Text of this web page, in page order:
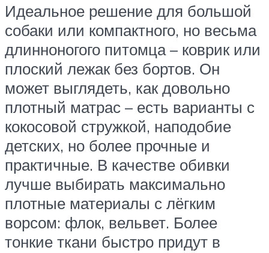
Идеальное решение для большой
собаки или компактного, но весьма
длинноногого питомца – коврик или
плоский лежак без бортов. Он
может выглядеть, как довольно
плотный матрас – есть варианты с
кокосовой стружкой, наподобие
детских, но более прочные и
практичные. В качестве обивки
лучше выбирать максимально
плотные материалы с лёгким
ворсом: флок, вельвет. Более
тонкие ткани быстро придут в